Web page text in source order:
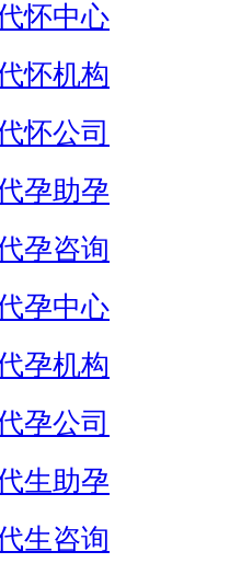
怀中心
怀机构
怀公司
孕助孕
孕咨询
孕中心
孕机构
孕公司
生助孕
生咨询